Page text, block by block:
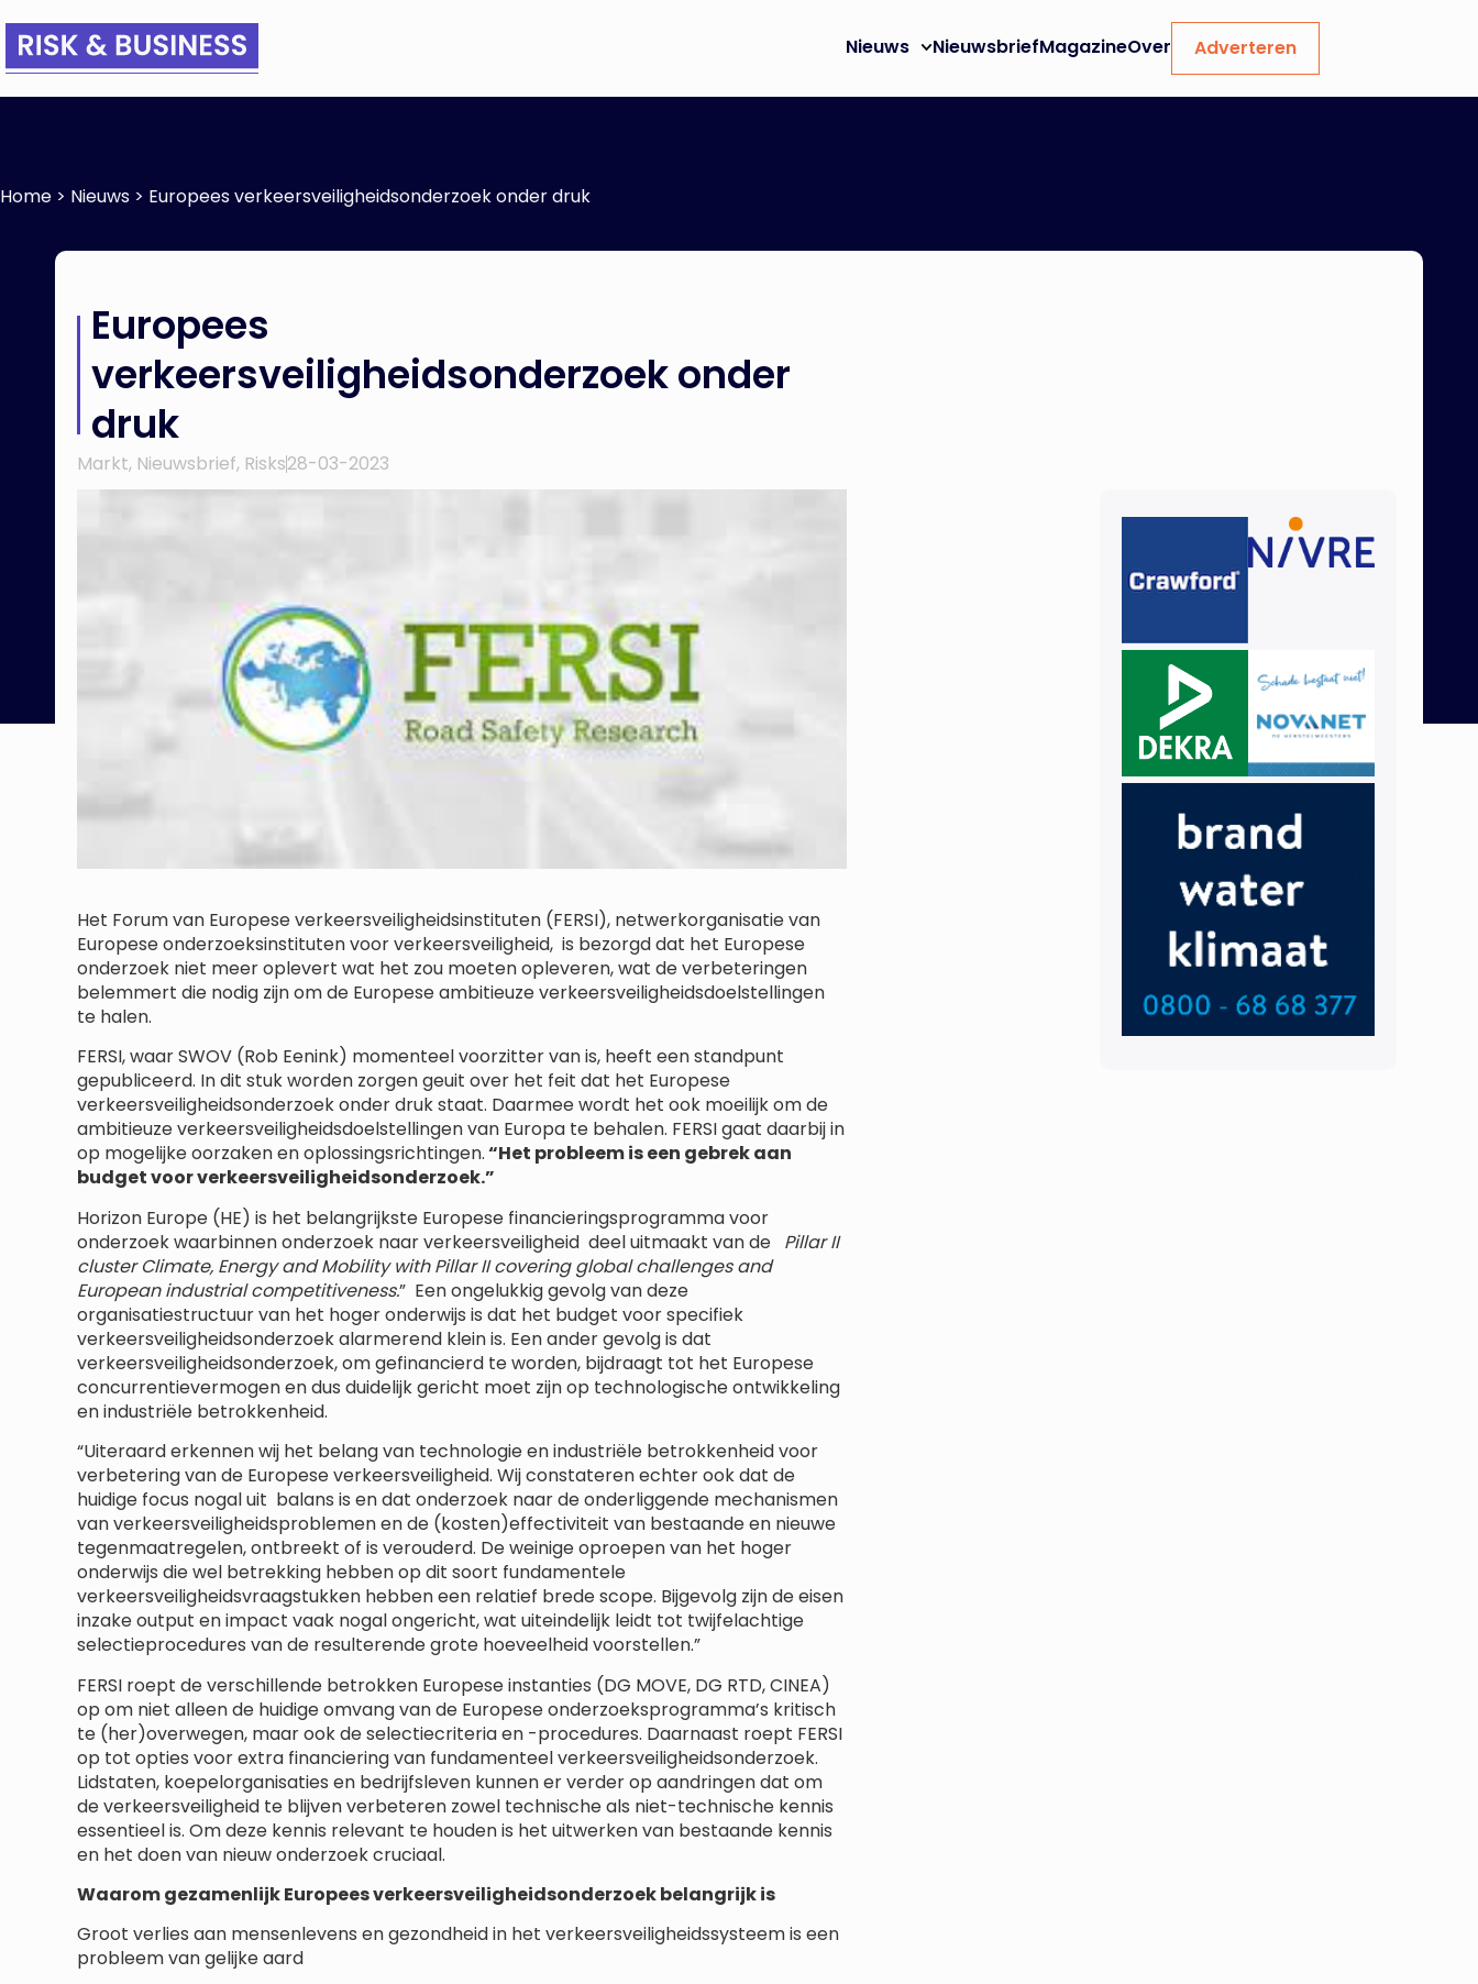
Nieuws NieuwsbriefMagazineOver Adverteren
Home > Nieuws > Europees verkeersveiligheidsonderzoek onder druk
Europees
verkeersveiligheidsonderzoek onder
druk
Markt, Nieuwsbrief, Risks28-03-2023
Het Forum van Europese verkeersveiligheidsinstituten (FERSI), netwerkorganisatie van
Europese onderzoeksinstituten voor verkeersveiligheid, is bezorgd dat het Europese
onderzoek niet meer oplevert wat het zou moeten opleveren, wat de verbeteringen
belemmert die nodig zijn om de Europese ambitieuze verkeersveiligheidsdoelstellingen
te halen.
FERSI, waar SWOV (Rob Eenink) momenteel voorzitter van is, heeft een standpunt
gepubliceerd. In dit stuk worden zorgen geuit over het feit dat het Europese
verkeersveiligheidsonderzoek onder druk staat. Daarmee wordt het ook moeilijk om de
ambitieuze verkeersveiligheidsdoelstellingen van Europa te behalen. FERSI gaat daarbij in
op mogelijke oorzaken en oplossingsrichtingen.“Het probleem is een gebrek aan
budget voor verkeersveiligheidsonderzoek.”
Horizon Europe (HE) is het belangrijkste Europese financieringsprogramma voor
onderzoek waarbinnen onderzoek naar verkeersveiligheid deel uitmaakt van de Pillar II
cluster Climate, Energy and Mobility with Pillar II covering global challenges and
European industrial competitiveness.” Een ongelukkig gevolg van deze
organisatiestructuur van het hoger onderwijs is dat het budget voor specifiek
verkeersveiligheidsonderzoek alarmerend klein is. Een ander gevolg is dat
verkeersveiligheidsonderzoek, om gefinancierd te worden, bijdraagt tot het Europese
concurrentievermogen en dus duidelijk gericht moet zijn op technologische ontwikkeling
en industriële betrokkenheid.
“Uiteraard erkennen wij het belang van technologie en industriële betrokkenheid voor
verbetering van de Europese verkeersveiligheid. Wij constateren echter ook dat de
huidige focus nogal uit balans is en dat onderzoek naar de onderliggende mechanismen
van verkeersveiligheidsproblemen en de (kosten)effectiviteit van bestaande en nieuwe
tegenmaatregelen, ontbreekt of is verouderd. De weinige oproepen van het hoger
onderwijs die wel betrekking hebben op dit soort fundamentele
verkeersveiligheidsvraagstukken hebben een relatief brede scope. Bijgevolg zijn de eisen
inzake output en impact vaak nogal ongericht, wat uiteindelijk leidt tot twijfelachtige
selectieprocedures van de resulterende grote hoeveelheid voorstellen.”
FERSI roept de verschillende betrokken Europese instanties (DG MOVE, DG RTD, CINEA)
op om niet alleen de huidige omvang van de Europese onderzoeksprogramma’s kritisch
te (her)overwegen, maar ook de selectiecriteria en -procedures. Daarnaast roept FERSI
op tot opties voor extra financiering van fundamenteel verkeersveiligheidsonderzoek.
Lidstaten, koepelorganisaties en bedrijfsleven kunnen er verder op aandringen dat om
de verkeersveiligheid te blijven verbeteren zowel technische als niet-technische kennis
essentieel is. Om deze kennis relevant te houden is het uitwerken van bestaande kennis
en het doen van nieuw onderzoek cruciaal.
Waarom gezamenlijk Europees verkeersveiligheidsonderzoek belangrijk is
Groot verlies aan mensenlevens en gezondheid in het verkeersveiligheidssysteem is een
probleem van gelijke aard